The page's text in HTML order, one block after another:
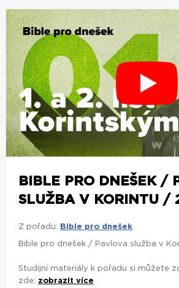
BIBLE PRO DNEŠEK /
SLUŽBA V KORINTU /
Z pořadu: Bible pro dnešek
Bible pro dnešek / Pavlova služba v
Studijní materiály k pořadu si můžete
zde: zobrazit více